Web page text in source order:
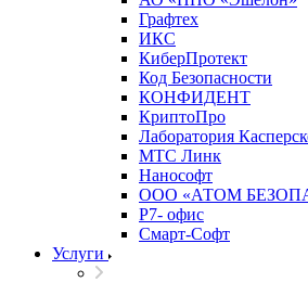
Графтех
ИКС
КиберПротект
Код Безопасности
КОНФИДЕНТ
КриптоПро
Лаборатория
МТС Линк
Нанософт
ООО «АТОМ
Р7- офис
Смарт-Софт
Услуги